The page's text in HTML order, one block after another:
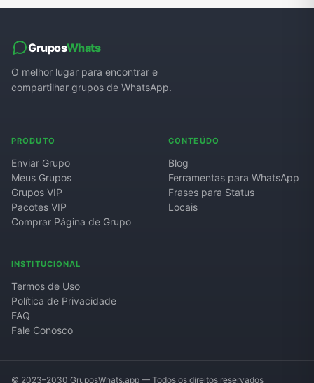
GruposWhats
O melhor lugar para encontrar e
compartilhar grupos de WhatsApp.
PRODUTO
Enviar Grupo
Meus Grupos
Grupos VIP
Pacotes VIP
Comprar Página de Grupo
CONTEÚDO
Blog
Ferramentas para WhatsApp
Frases para Status
Locais
INSTITUCIONAL
Termos de Uso
Política de Privacidade
FAQ
Fale Conosco
© 2023–2030 GruposWhats.app — Todos os direitos reservados